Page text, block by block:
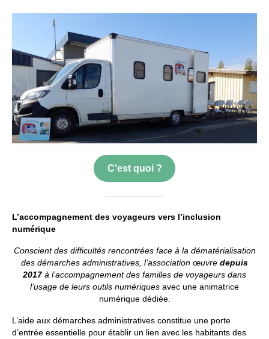
Espace Bénévoles
Scolarisation
LE SOUTIEN SCOLAIRE
Le CNED
L’UPS
Actualités
Mieux connaitre les voyageurs
ITINERANCE en vidéos !
Contact
C’est quoi ?
L’accompagnement des voyageurs vers l’inclusion
numérique
Conscient des difficultés rencontrées face à la dématérialisation
des démarches administratives, l’association œuvre depuis
2017à l’accompagnement des familles de voyageurs dans
l’usage de leurs outils numériques avec une animatrice
numérique dédiée.
L’aide aux démarches administratives constitue une porte
d’entrée essentielle pour établir un lien avec les habitants des